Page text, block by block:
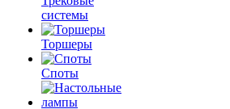
системы
Торшеры
Споты